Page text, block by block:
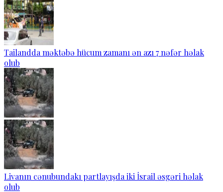
Tailandda məktəbə hücum zamanı ən azı 7 nəfər həlak
olub
Livanın cənubundakı partlayışda iki İsrail əsgəri həlak
olub